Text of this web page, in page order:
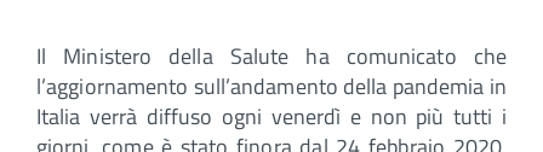
Il Ministero della Salute ha comunicato che
l’aggiornamento sull’andamento della pandemia in
Italia verrà diffuso ogni venerdì e non più tutti i